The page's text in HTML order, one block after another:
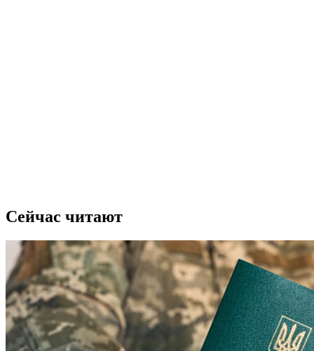
Сейчас читают